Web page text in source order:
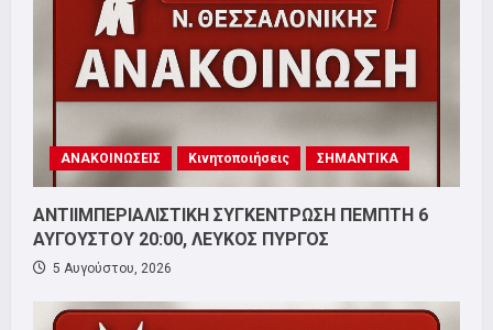
ΑΝΑΚΟΙΝΩΣΕΙΣ Κινητοποιήσεις ΣΗΜΑΝΤΙΚΑ
ΑΝΤΙΙΜΠΕΡΙΑΛΙΣΤΙΚΗ ΣΥΓΚΕΝΤΡΩΣΗ ΠΕΜΠΤΗ 6
ΑΥΓΟΥΣΤΟΥ 20:00, ΛΕΥΚΟΣ ΠΥΡΓΟΣ
5 Αυγούστου, 2026